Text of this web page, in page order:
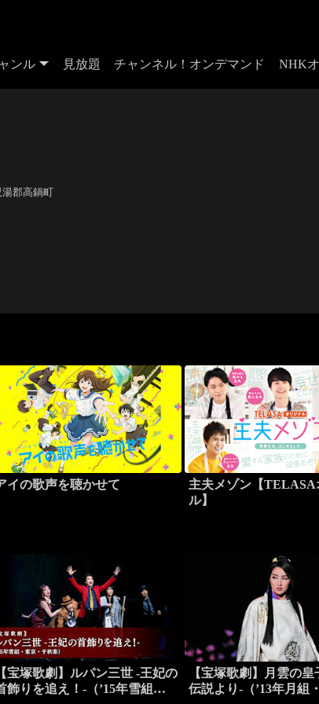
ンル 見放題 チャンネル！オンデマンド NHK
郡高鍋町
イの歌声を聴かせて
主夫メゾン【TELASA
ル】
【宝塚歌劇】ルパン三世 -王妃の
飾りを追え！-（’15年雪組・
【宝塚歌劇】月雲の
伝説より-（’13年月組